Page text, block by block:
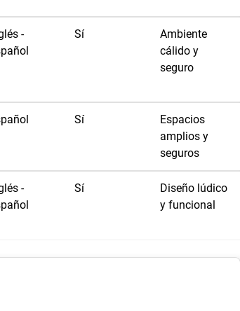
-
Sí
Ambiente
cálido y
seguro
Sí
Espacios
amplios y
seguros
-
Sí
Diseño lúdico
y funcional